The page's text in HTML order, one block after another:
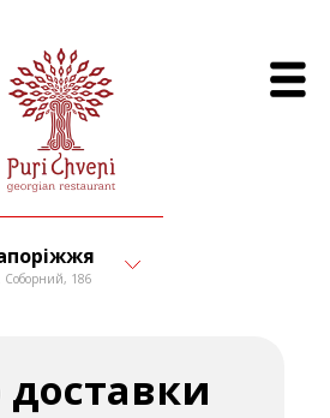
Соборний, 186